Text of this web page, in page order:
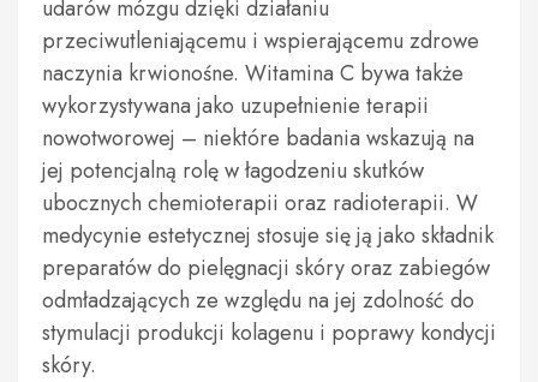
udarów mózgu dzięki działaniu
przeciwutleniającemu i wspierającemu zdrowe
naczynia krwionośne. Witamina C bywa także
wykorzystywana jako uzupełnienie terapii
nowotworowej – niektóre badania wskazują na
jej potencjalną rolę w łagodzeniu skutków
ubocznych chemioterapii oraz radioterapii. W
medycynie estetycznej stosuje się ją jako składnik
preparatów do pielęgnacji skóry oraz zabiegów
odmładzających ze względu na jej zdolność do
stymulacji produkcji kolagenu i poprawy kondycji
skóry.